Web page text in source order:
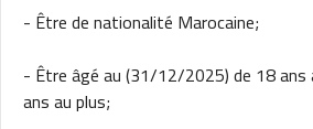
- Être de nationalité Marocaine;
- Être âgé au (31/12/2025) de 18 ans
ans au plus;